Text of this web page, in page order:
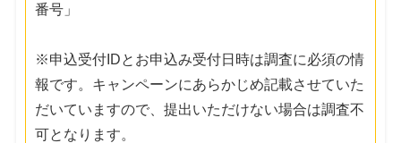
番号」
※申込受付IDとお申込み受付日時は調査に必須の情
報です。キャンペーンにあらかじめ記載させていた
だいていますので、提出いただけない場合は調査不
可となります。